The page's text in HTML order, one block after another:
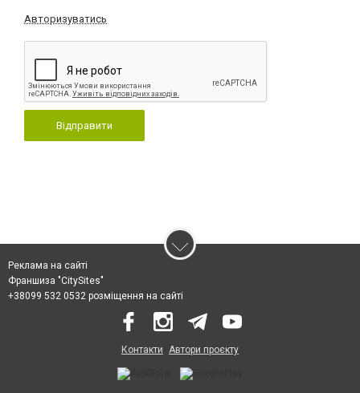
Авторизуватись
Відправити
Реклама на сайті
Франшиза "CitySites"
+38099 532 0532 розміщення на сайті
Контакти Автори проєкту